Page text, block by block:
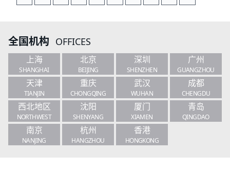
全国机构 OFFICES
上海
SHANGHAI
北京
BEIJING
深圳
SHENZHEN
广州
GUANGZHOU
天津
TIANJIN
重庆
CHONGQING
武汉
WUHAN
成都
CHENGDU
西北地区
NORTHWEST
沈阳
SHENYANG
厦门
XIAMEN
青岛
QINGDAO
南京
NANJING
杭州
HANGZHOU
香港
HONGKONG